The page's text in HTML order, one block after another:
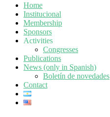
Home
Institucional
Membership
Sponsors
Activities
Congresses
Publications
News (only in Spanish)
Boletín de novedades
Contact